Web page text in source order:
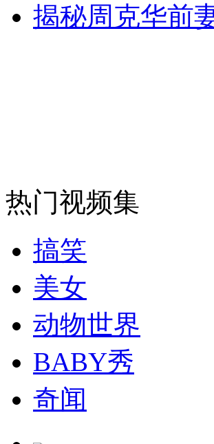
无痛分娩是否安全 医生回应
走！跟着总书记去植树
消防员救轻生者
揭秘周克华前
热门视频集
搞笑
美女
动物世界
BABY秀
奇闻